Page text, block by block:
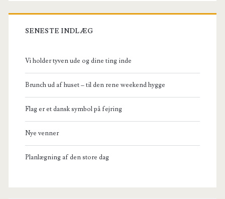
SENESTE INDLÆG
Vi holder tyven ude og dine ting inde
Brunch ud af huset – til den rene weekend hygge
Flag er et dansk symbol på fejring
Nye venner
Planlægning af den store dag